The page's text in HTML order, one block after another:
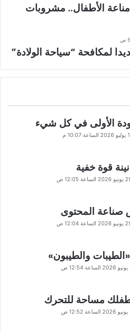
الأطفال.. مشروبات
لمكافحة “سياحة الولادة”
الأولى في كل شيء
قوة خفية
المحتوى
والطيبون»
مساحة للتحرك